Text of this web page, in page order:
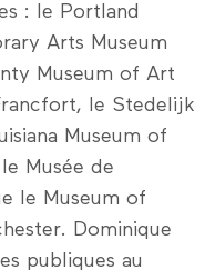
: le Portland
Arts Museum
Museum of Art
le Stedelijk
Museum of
Musée de
le Museum of
Dominique
publiques au